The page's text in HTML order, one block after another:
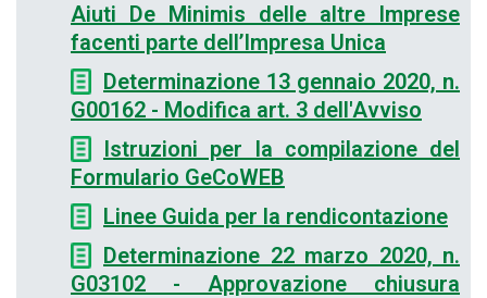
Aiuti De Minimis delle altre Imprese
facenti parte dell’Impresa Unica
Determinazione 13 gennaio 2020, n.
G00162 - Modifica art. 3 dell'Avviso
Istruzioni per la compilazione del
Formulario GeCoWEB
Linee Guida per la rendicontazione
Determinazione 22 marzo 2020, n.
G03102 - Approvazione chiusura